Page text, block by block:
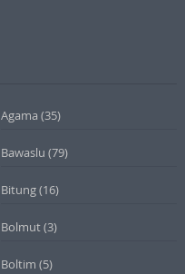
Agama (35)
Bawaslu (79)
Bitung(16)
Bolmut(3)
Boltim (5)